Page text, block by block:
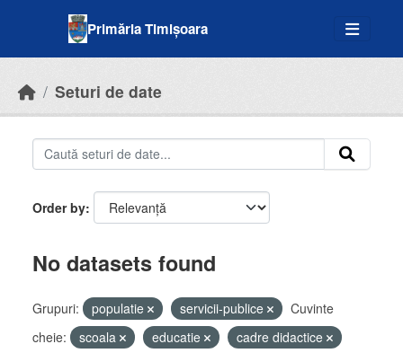
Primăria Timișoara
Seturi de date
Order by
No datasets found
Grupuri: populatie servicii-publice
Cuvinte
cheie:
scoala educatie
cadre didactice